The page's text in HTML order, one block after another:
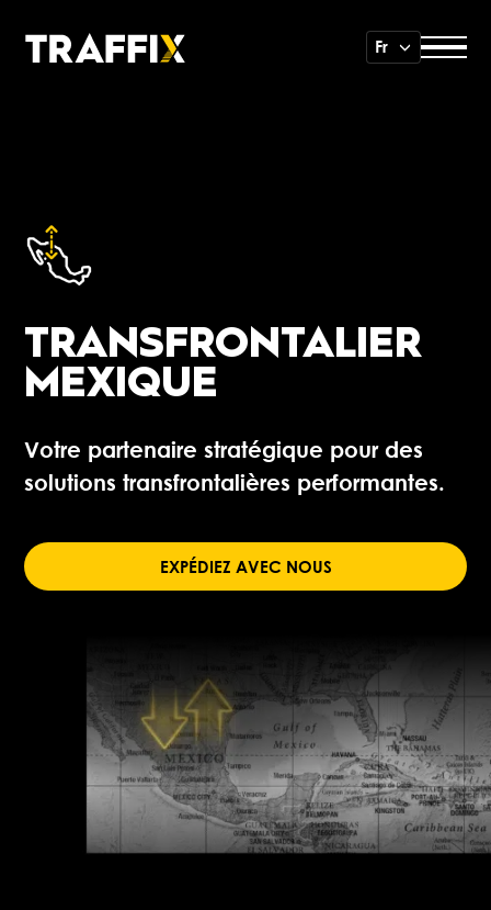
Fr
TRANSFRONTALIER
MEXIQUE
Votre partenaire stratégique pour des
solutions transfrontalières performantes.
EXPÉDIEZ AVEC NOUS